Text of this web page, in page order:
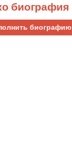
биография
биографию